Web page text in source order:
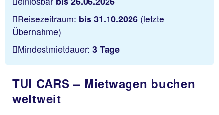
Reisezeitraum: bis 31.10.2026 (letzte
Übernahme)
Mindestmietdauer: 3 Tage
TUI CARS – Mietwagen buchen
weltweit